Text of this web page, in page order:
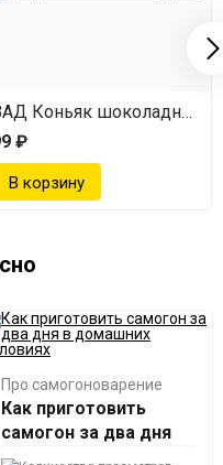
Коньяк шоколадный
₽
Про самогоноварение
Как приготовить
самогон за два дня